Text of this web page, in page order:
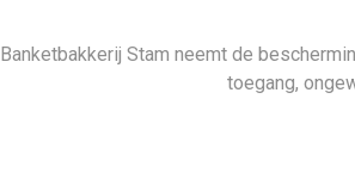
Banketbakkerij Stam neemt de
toegang,